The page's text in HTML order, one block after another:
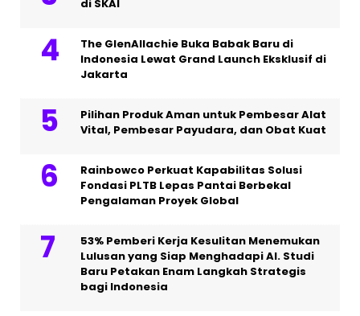
di SKAI
The GlenAllachie Buka Babak Baru di
Indonesia Lewat Grand Launch Eksklusif di
Jakarta
Pilihan Produk Aman untuk Pembesar Alat
Vital, Pembesar Payudara, dan Obat Kuat
Rainbowco Perkuat Kapabilitas Solusi
Fondasi PLTB Lepas Pantai Berbekal
Pengalaman Proyek Global
53% Pemberi Kerja Kesulitan Menemukan
Lulusan yang Siap Menghadapi AI. Studi
Baru Petakan Enam Langkah Strategis
bagi Indonesia